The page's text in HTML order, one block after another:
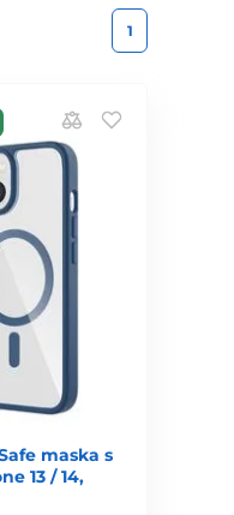
1
maska s
13 / 14,